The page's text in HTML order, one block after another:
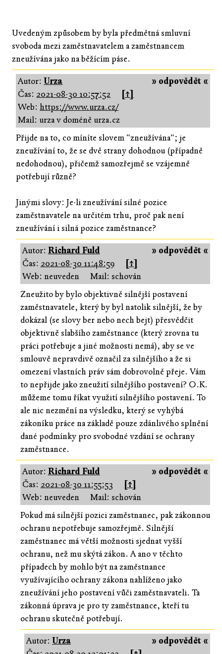
Uvedeným způsobem by byla předmětná smluvní
svoboda mezi zaměstnavatelem a zaměstnancem
zneužívána jako na běžícím páse.
» odpovědět «
Autor:Urza
Čas: 2021-08-30 10:57:52
[↑]
Web:https://www.urza.cz/
Mail: urza v doméně urza.cz
Přijde na to, co míníte slovem "zneužívána"; je
zneužívání to, že se dvě strany dohodnou (případně
nedohodnou), přičemž samozřejmě se vzájemně
potřebují různě?
Jinými slovy: Je-li zneužívání silné pozice
zaměstnavatele na určitém trhu, proč pak není
zneužívání i silná pozice zaměstnance?
» odpovědět «
Autor: Richard Fuld
Čas: 2021-08-30 11:48:59
[↑]
Web: neuveden
Mail: schován
Zneužito by bylo objektivně silnější postavení
zaměstnavatele, který by byl natolik silnější, že by
dokázal (se slovy ber nebo nech bejt) přesvědčit
objektivně slabšího zaměstnance (který zrovna tu
práci potřebuje a jiné možnosti nemá), aby se ve
smlouvě nepravdivě označil za silnějšího a že si
omezení vlastních práv sám dobrovolně přeje. Vám
to nepřijde jako zneužití silnějšího postavení? O.K.
můžeme tomu říkat využití silnějšího postavení. To
ale nic nezmění na výsledku, který se vyhýbá
zákoníku práce na základě pouze zdánlivého splnění
dané podmínky pro svobodné vzdání se ochrany
zaměstnance.
» odpovědět «
Autor: Richard Fuld
Čas: 2021-08-30 11:55:53
[↑]
Web: neuveden
Mail: schován
Pokud má silnější pozici zaměstnanec, pak zákonnou
ochranu nepotřebuje samozřejmě. Silnější
zaměstnanec má větší možnosti sjednat vyšší
ochranu, než mu skýtá zákon. A ano v těchto
případech by mohlo být na zaměstnance
využívajícího ochrany zákona nahlíženo jako
zneužívání jeho postavení vůči zaměstnavateli. Ta
zákonná úprava je pro ty zaměstnance, kteří tu
ochranu skutečně potřebují.
» odpovědět «
Autor: Urza